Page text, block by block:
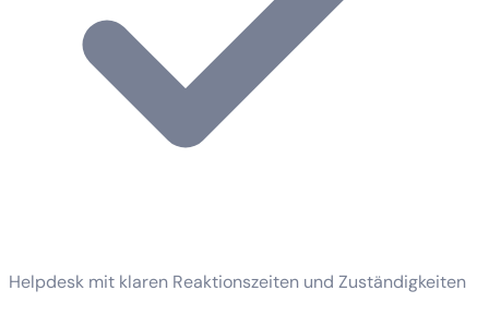
Helpdesk mit klaren Reaktionszeiten und Zuständigkeiten